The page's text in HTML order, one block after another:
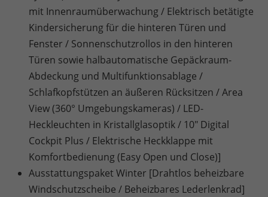
mit Innenraumüberwachung / Elektrisch betätigte
Kindersicherung für die hinteren Türen und
Fenster / Sonnenschutzrollos in den hinteren
Türen sowie halbautomatische Gepäckraum-
Abdeckung und Multifunktionsablage /
Schlafkopfstützen an äußeren Rücksitzen / Area
View (360° Umgebungskameras) / LED-
Heckleuchten in Kristallglasoptik / 10" Digital
Cockpit Plus / Elektrische Heckklappe mit
Komfortbedienung (Easy Open und Close)]
Ausstattungspaket Winter [Drahtlos beheizbare
Windschutzscheibe / Beheizbares Lederlenkrad]